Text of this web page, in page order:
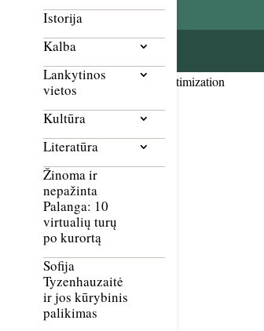
Istorija
Kalba
Lankytinos
vietos
Kultūra
Literatūra
Žinoma ir
nepažinta
Palanga: 10
virtualių turų
po kurortą
Sofija
Tyzenhauzaitė
ir jos kūrybinis
palikimas
Smush Image Compression and Optimization